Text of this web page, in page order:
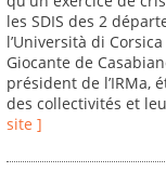
les SDIS des 2
l’Università di
Giocante de
président de l’IRMa,
des collectivités et
site ]